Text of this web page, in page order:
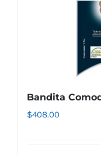
Bandita
$408.00